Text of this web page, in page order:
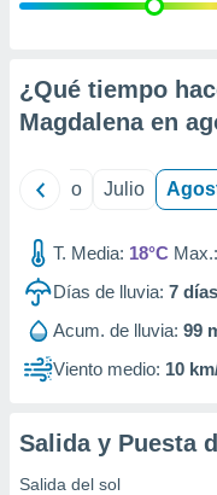
e
mediante
publicidad
de
1199
¿Qué tiempo
Magdalena en
Junio Julio
T. Media: 18°C Max.:
Días de lluvia: 7 días
Acum. de lluvia: 99
Viento medio: 10
Salida y Puesta
Salida del sol